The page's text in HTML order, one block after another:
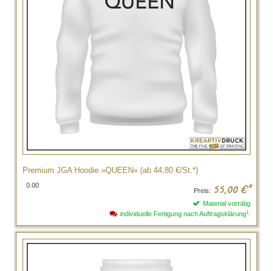
Premium JGA Hoodie »QUEEN« (ab 44,80 €/St.*)
0.00
Preis: 55,00 €*
Material vorrätig
individuelle Fertigung nach Auftragsklärung1